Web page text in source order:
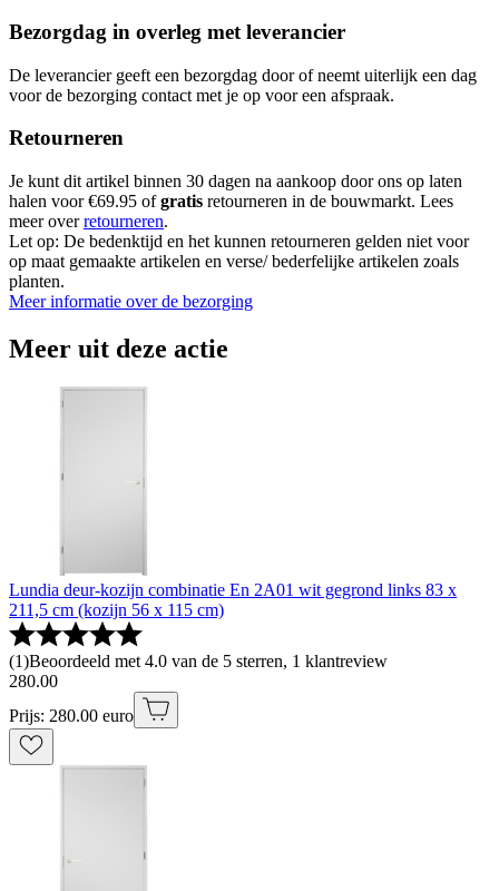
Bezorgdag in overleg met leverancier
De leverancier geeft een bezorgdag door of neemt uiterlijk een dag
voor de bezorging contact met je op voor een afspraak.
Retourneren
Je kunt dit artikel binnen 30 dagen na aankoop door ons op laten
halen voor €69.95 ofgratis retourneren in de bouwmarkt. Lees
meer overretourneren.
Let op: De bedenktijd en het kunnen retourneren gelden niet voor
op maat gemaakte artikelen en verse/ bederfelijke artikelen zoals
planten.
Meer informatie over de bezorging
Meer uit deze actie
Lundia deur-kozijn combinatie En 2A01 wit gegrond links 83 x
211,5 cm (kozijn 56 x 115 cm)
(1)Beoordeeld met 4.0 van de 5 sterren, 1 klantreview
280.00
Prijs: 280.00 euro